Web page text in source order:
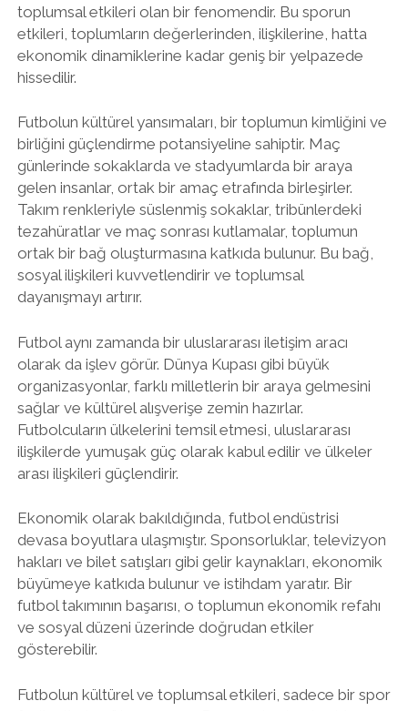
toplumsal etkileri olan bir fenomendir. Bu sporun
etkileri, toplumların değerlerinden, ilişkilerine, hatta
ekonomik dinamiklerine kadar geniş bir yelpazede
hissedilir.
Futbolun kültürel yansımaları, bir toplumun kimliğini ve
birliğini güçlendirme potansiyeline sahiptir. Maç
günlerinde sokaklarda ve stadyumlarda bir araya
gelen insanlar, ortak bir amaç etrafında birleşirler.
Takım renkleriyle süslenmiş sokaklar, tribünlerdeki
tezahüratlar ve maç sonrası kutlamalar, toplumun
ortak bir bağ oluşturmasına katkıda bulunur. Bu bağ,
sosyal ilişkileri kuvvetlendirir ve toplumsal
dayanışmayı artırır.
Futbol aynı zamanda bir uluslararası iletişim aracı
olarak da işlev görür. Dünya Kupası gibi büyük
organizasyonlar, farklı milletlerin bir araya gelmesini
sağlar ve kültürel alışverişe zemin hazırlar.
Futbolcuların ülkelerini temsil etmesi, uluslararası
ilişkilerde yumuşak güç olarak kabul edilir ve ülkeler
arası ilişkileri güçlendirir.
Ekonomik olarak bakıldığında, futbol endüstrisi
devasa boyutlara ulaşmıştır. Sponsorluklar, televizyon
hakları ve bilet satışları gibi gelir kaynakları, ekonomik
büyümeye katkıda bulunur ve istihdam yaratır. Bir
futbol takımının başarısı, o toplumun ekonomik refahı
ve sosyal düzeni üzerinde doğrudan etkiler
gösterebilir.
Futbolun kültürel ve toplumsal etkileri, sadece bir spor